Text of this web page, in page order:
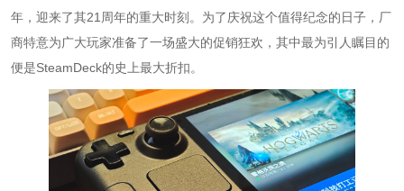
年，迎来了其21周年的重大时刻。为了庆祝这个值得纪念的日子，厂
商特意为广大玩家准备了一场盛大的促销狂欢，其中最为引人瞩目的
便是SteamDeck的史上最大折扣。